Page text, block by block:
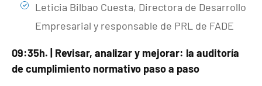
Leticia Bilbao Cuesta, Directora de Desarrollo
Empresarial y responsable de PRL de FADE
09:35h. | Revisar, analizar y mejorar: la auditoría
de cumplimiento normativo paso a paso